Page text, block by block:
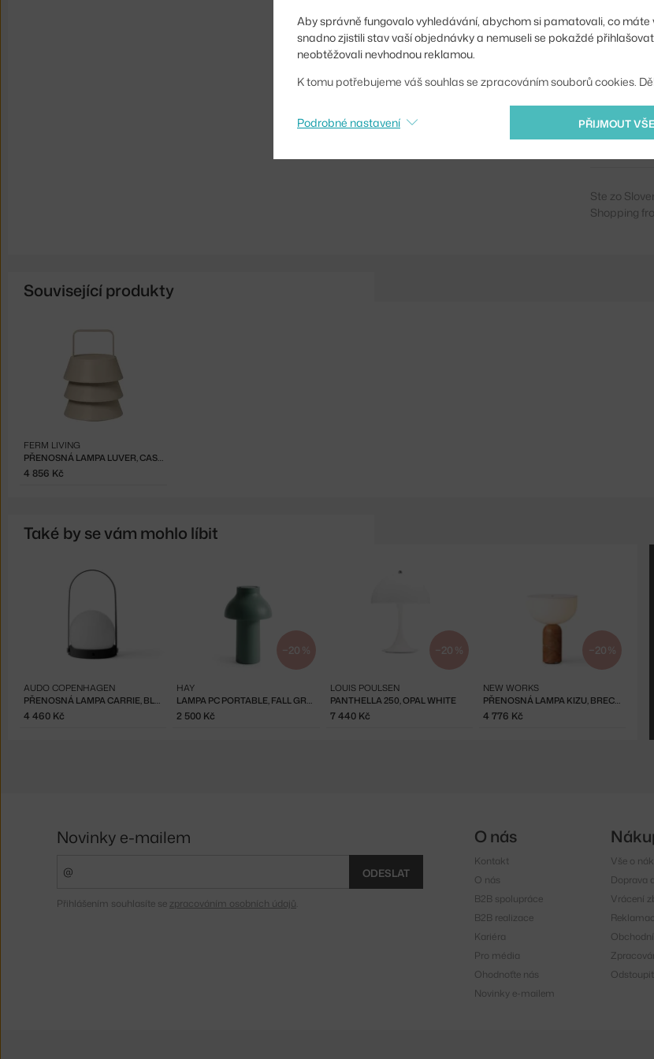
Zdroj
Kód
Ste zo
Shopping
Související produkty
PŘENOSNÁ LAMPA LUVER, CASHMERE
FERM LIVING
4 856 Kč
Také by se vám mohlo líbit
PŘENOSNÁ LAMPA CARRIE, BLACK
AUDO COPENHAGEN
4 460 Kč
−20 %
LAMPA PC PORTABLE, FALL GREEN
HAY
2 500 Kč
−20 %
PANTHELLA 250, OPAL WHITE
LOUIS POULSEN
7 440 Kč
−20 %
PŘENOSNÁ LAMPA KIZU, BRECCIA PERNICE
NEW WORKS
4 776 Kč
Aby správně fungovalo vyhledávání, abychom si pamatovali, co máte
snadno zjistili stav vaší objednávky a nemuseli se pokaždé
neobtěžovali nevhodnou reklamou.
K tomu potřebujeme váš souhlas se zpracováním souborů cookies.
PŘIJMOUT VŠE
Podrobné nastavení
Novinky e-mailem
ODESLAT
Přihlášením souhlasíte se zpracováním osobních údajů
O nás
Kontakt
O nás
B2B spolupráce
B2B realizace
Kariéra
Pro média
Ohodnoťte nás
Novinky e-mailem
Vše o
Doprava
Vrácení